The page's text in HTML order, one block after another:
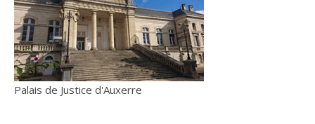
Palais de Justice d'Auxerre